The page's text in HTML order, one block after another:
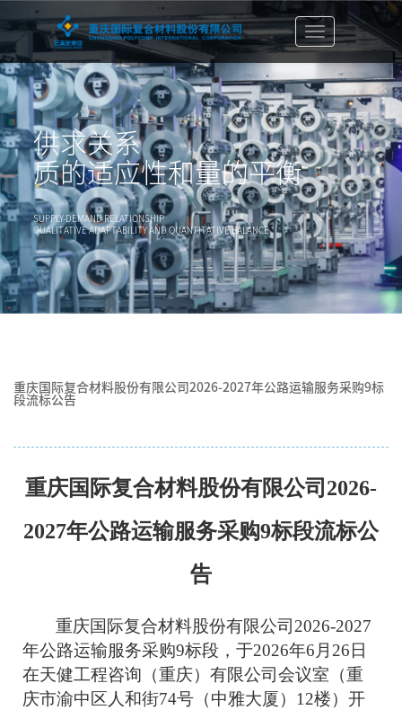
切
换
航
栏
供求关系
质的适应性和量的平衡
SUPPLY-DEMAND RELATIONSHIP
QUALITATIVE ADAPTABILITY AND QUANTITATIVE BALANCE
重庆国际复合材料股份有限公司2026-2027年公路运输服务采购9标
段流标公告
重庆国际复合材料股份有限公司 2026-
2027年公路运输服务采购9标段流标公
告
重庆国际复合材料股份有限公司2026-2027
年公路运输服务采购9标段，于2026年6月26日
在天健工程咨询（重庆）有限公司会议室（重
庆市渝中区人和街74号（中雅大厦）12楼）开